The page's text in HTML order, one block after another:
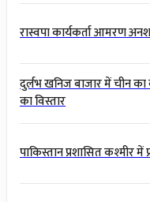
रास्वपा कार्यकर्ता आमरण
दुर्लभ खनिज बाजार में चीन
का विस्तार
पाकिस्तान प्रशासित कश्मीर में